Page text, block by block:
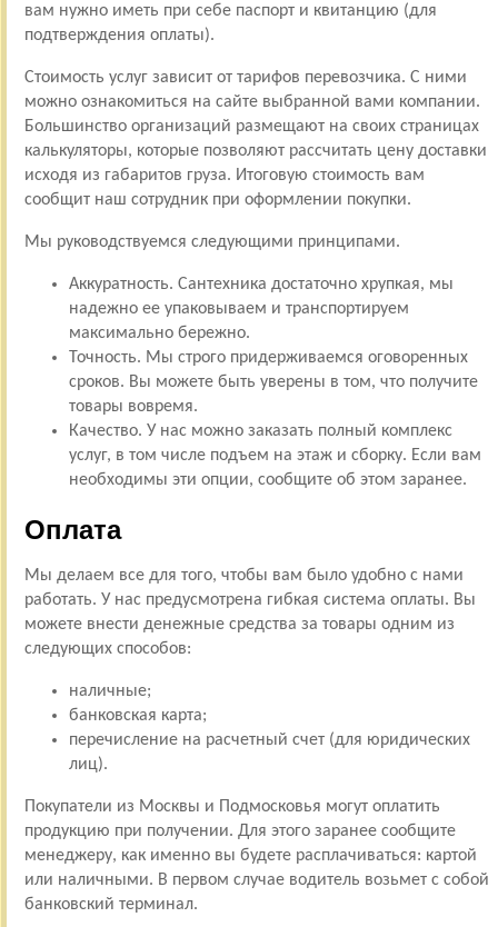
вам нужно иметь при себе паспорт и квитанцию (для
подтверждения оплаты).
Стоимость услуг зависит от тарифов перевозчика. С ними
можно ознакомиться на сайте выбранной вами компании.
Большинство организаций размещают на своих страницах
калькуляторы, которые позволяют рассчитать цену доставки
исходя из габаритов груза. Итоговую стоимость вам
сообщит наш сотрудник при оформлении покупки.
Мы руководствуемся следующими принципами.
Аккуратность. Сантехника достаточно хрупкая, мы
надежно ее упаковываем и транспортируем
максимально бережно.
Точность. Мы строго придерживаемся оговоренных
сроков. Вы можете быть уверены в том, что получите
товары вовремя.
Качество. У нас можно заказать полный комплекс
услуг, в том числе подъем на этаж и сборку. Если вам
необходимы эти опции, сообщите об этом заранее.
Оплата
Мы делаем все для того, чтобы вам было удобно с нами
работать. У нас предусмотрена гибкая система оплаты. Вы
можете внести денежные средства за товары одним из
следующих способов:
наличные;
банковская карта;
перечисление на расчетный счет (для юридических
лиц).
Покупатели из Москвы и Подмосковья могут оплатить
продукцию при получении. Для этого заранее сообщите
менеджеру, как именно вы будете расплачиваться: картой
или наличными. В первом случае водитель возьмет с собой
банковский терминал.